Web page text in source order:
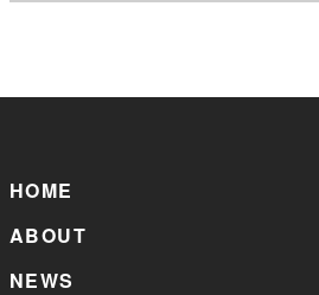
HOME
ABOUT
NEWS